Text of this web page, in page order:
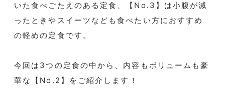
いた食べごたえのある定食、【No.3】は小腹が減
ったときやスイーツなども食べたい方におすすめ
の軽めの定食です。
今回は3つの定食の中から、内容もボリュームも豪
華な【No.2】をご紹介します！